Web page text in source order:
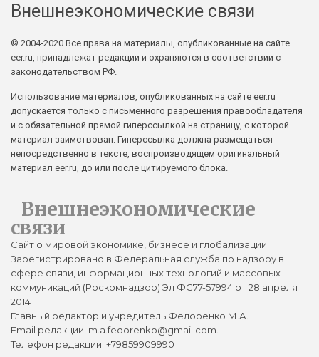
Внешнеэкономические связи
© 2004-2020 Все права на материалы, опубликованные на сайте
eer.ru, принадлежат редакции и охраняются в соответствии с
законодательством РФ.
Использование материалов, опубликованных на сайте eer.ru
допускается только с письменного разрешения правообладателя
и с обязательной прямой гиперссылкой на страницу, с которой
материал заимствован. Гиперссылка должна размещаться
непосредственно в тексте, воспроизводящем оригинальный
материал eer.ru, до или после цитируемого блока.
Внешнеэкономические
связи
Сайт о мировой экономике, бизнесе и глобализации
Зарегистрировано в Федеральная служба по надзору в
сфере связи, информационных технологий и массовых
коммуникаций (Роскомнадзор) Эл ФС77-57994 от 28 апреля
2014
Главный редактор и учредитель Федоренко М.А.
Email редакции: m.a.fedorenko@gmail.com.
Телефон редакции: +79859909990